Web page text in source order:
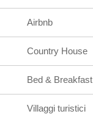
Airbnb
Country House
Bed & Breakfast
Villaggi turistici